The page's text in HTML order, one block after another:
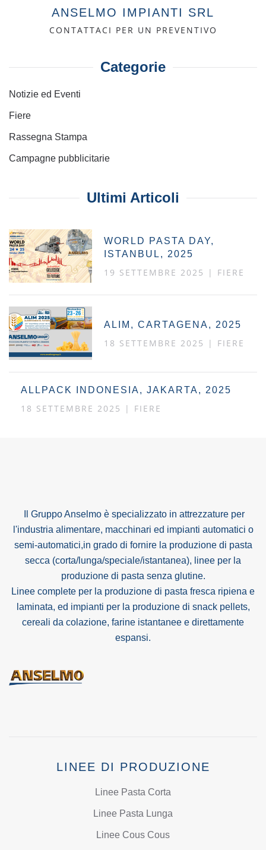
ANSELMO IMPIANTI SRL
CONTATTACI PER UN PREVENTIVO
Categorie
Notizie ed Eventi
Fiere
Rassegna Stampa
Campagne pubblicitarie
Ultimi Articoli
WORLD PASTA DAY,
ISTANBUL, 2025
19 SETTEMBRE 2025 | FIERE
ALIM, CARTAGENA, 2025
18 SETTEMBRE 2025 | FIERE
ALLPACK INDONESIA, JAKARTA, 2025
18 SETTEMBRE 2025 | FIERE
Il Gruppo Anselmo è specializzato in attrezzature per
l'industria alimentare, macchinari ed impianti automatici o
semi-automatici,in grado di fornire la produzione di pasta
secca (corta/lunga/speciale/istantanea), linee per la
produzione di pasta senza glutine.
Linee complete per la produzione di pasta fresca ripiena e
laminata, ed impianti per la produzione di snack pellets,
cereali da colazione, farine istantanee e direttamente
espansi.
LINEE DI PRODUZIONE
Linee Pasta Corta
Linee Pasta Lunga
Linee Cous Cous